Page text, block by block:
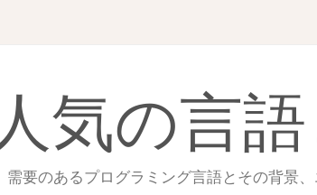
人気の言
需要のあるプログラミング言語とその背景